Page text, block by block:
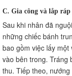
C. Gia công và lắp
Sau khi nhân đã
những chiếc bánh
bao gồm việc lấy
vào bên trong. Tráng
thu. Tiếp theo,